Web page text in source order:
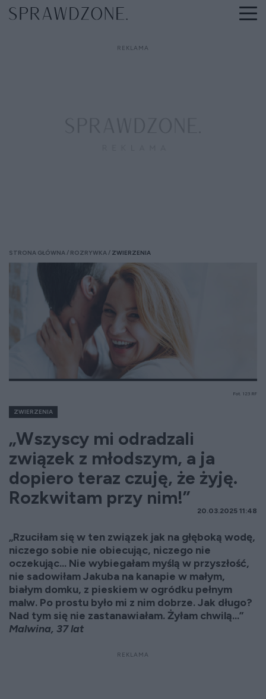
STRONA GŁÓWNA ROZRYWKA ZWIERZENIA
Fot. 123 RF
ZWIERZENIA
„Wszyscy mi odradzali
związek z młodszym, a ja
dopiero teraz czuję, że żyję.
Rozkwitam przy nim!”
20.03.2025 11:48
„Rzuciłam się w ten związek jak na głęboką wodę,
niczego sobie nie obiecując, niczego nie
oczekując... Nie wybiegałam myślą w przyszłość,
nie sadowiłam Jakuba na kanapie w małym,
białym domku, z pieskiem w ogródku pełnym
malw. Po prostu było mi z nim dobrze. Jak długo?
Nad tym się nie zastanawiałam. Żyłam chwilą...”
Malwina, 37 lat